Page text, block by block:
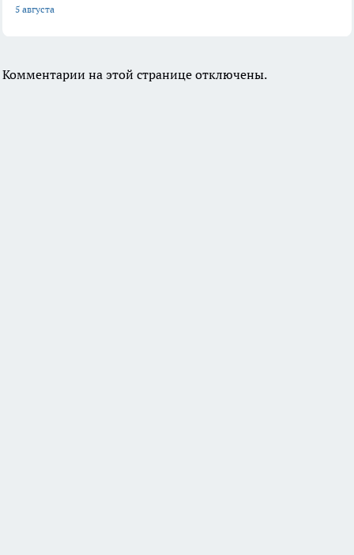
5 августа
Комментарии на этой странице отключены.